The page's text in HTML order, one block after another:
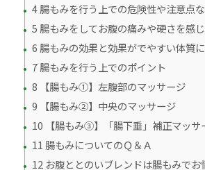
4 腸もみを行う上での危険性や注意点
5 腸もみをしてお腹の痛みや硬さを感
6 腸もみの効果と効果がでやすい体質
7 腸もみを行う上でのポイント
8 【腸もみ①】左腹部のマッサージ
9 【腸もみ②】中央のマッサージ
10 【腸もみ③】「腸下垂」補正マッサ
11 腸もみについてのＱ＆Ａ
12 お腹ととのいブレンドは腸もみで